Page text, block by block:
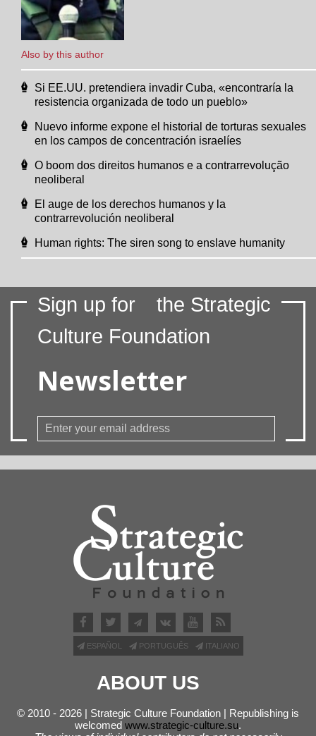
Also by this author
Si EE.UU. pretendiera invadir Cuba, «encontraría la
resistencia organizada de todo un pueblo»
Nuevo informe expone el historial de torturas sexuales
en los campos de concentración israelíes
O boom dos direitos humanos e a contrarrevolução
neoliberal
El auge de los derechos humanos y la
contrarrevolución neoliberal
Human rights: The siren song to enslave humanity
Sign up for
the Strategic
Culture Foundation
Newsletter
ESPAÑOL PORTUGUÊS ITALIANO
ABOUT US
© 2010 - 2026 | Strategic Culture Foundation | Republishing is
welcomed www.strategic-culture.su.